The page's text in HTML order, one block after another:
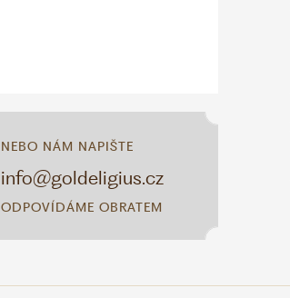
NEBO NÁM NAPIŠTE
info@goldeligius.cz
ODPOVÍDÁME OBRATEM